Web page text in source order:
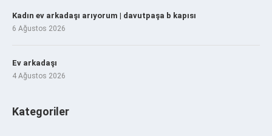
Kadın ev arkadaşı arıyorum | davutpaşa b kapısı
6 Ağustos 2026
Ev arkadaşı
4 Ağustos 2026
Kategoriler